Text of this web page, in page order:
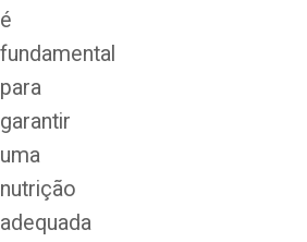
é
fundamental
para
garantir
uma
nutrição
adequada